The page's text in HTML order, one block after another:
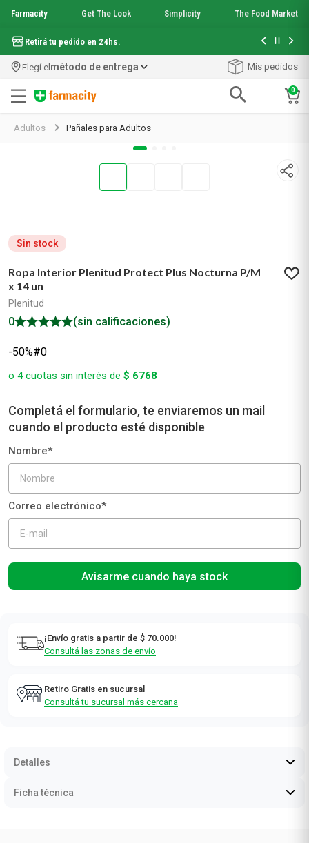
Farmacity Get The Look Simplicity The Food Market
Retirá tu pedido en 24hs. Hasta 6
Elegí elmétodo de entrega Mis pedidos
0
Adultos Pañales para Adultos
Sin stock
Ropa Interior Plenitud Protect Plus Nocturna P/M
x 14 un
Plenitud
0 (sin calificaciones)
-50%#0
o 4cuotas sin interés de $ 6768
Avisarme cuando haya stock
¡Envío gratis a partir de $ 70.000!
Consultá las zonas de envío
Retiro Gratis en sucursal
Consultá tu sucursal más cercana
Detalles
Ficha técnica
garnier toque seco crema facial
7.protector solar
8.get the look
9.nyx
10.serum elvive